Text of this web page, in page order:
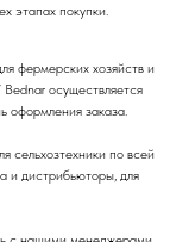
этапах покупки.
фермерских хозяйств и
осуществляется
оформления заказа.
сельхозтехники по всей
и дистрибьюторы, для